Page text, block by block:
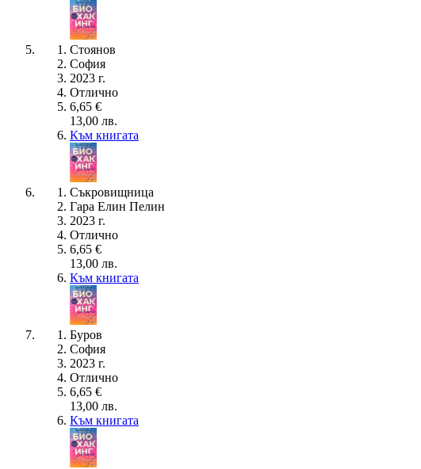
Стоянов
София
2023 г.
Отлично
6,65 €
13,00 лв.
Към книгата
Съкровищница
Гара Елин Пелин
2023 г.
Отлично
6,65 €
13,00 лв.
Към книгата
Буров
София
2023 г.
Отлично
6,65 €
13,00 лв.
Към книгата